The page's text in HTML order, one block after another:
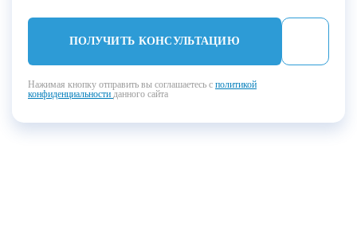
ПОЛУЧИТЬ КОНСУЛЬТАЦИЮ
Нажимая кнопку отправить вы соглашаетесь с политикой
конфиденциальности данного сайта